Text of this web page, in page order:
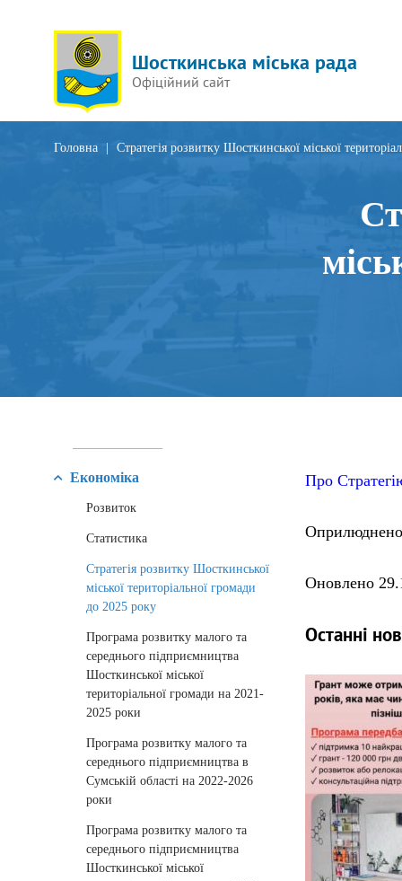
Шосткинська міська рада
Офіційний сайт
Головна Стратегія розвитку Шосткинської міської
Економіка
Розвиток
Статистика
Стратегія розвитку Шосткинської
міської територіальної громади
до 2025 року
Програма розвитку малого та
середнього підприємництва
Шосткинської міської
територіальної громади на 2021-
2025 роки
Програма розвитку малого та
середнього підприємництва в
Сумській області на 2022-2026
роки
Програма розвитку малого та
середнього підприємництва
Шосткинської міської
Про
Оновлено
Останні